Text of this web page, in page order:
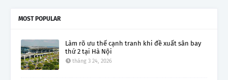
MOST POPULAR
Làm rõ ưu thế cạnh tranh khi đề xuất sân bay
thứ 2 tại Hà Nội
tháng 3 24, 2026